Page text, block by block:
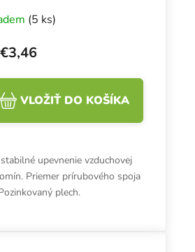
(5 ks)
€3,46
VLOŽIŤ DO KOŠÍKA
upevnenie vzduchovej
Priemer prírubového spoja
plech.